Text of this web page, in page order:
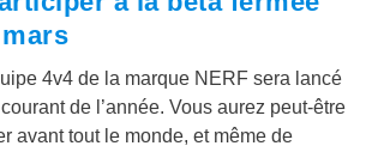
4v4 de la marque NERF sera lancé
de l’année. Vous aurez peut-être
avant tout le monde, et même de